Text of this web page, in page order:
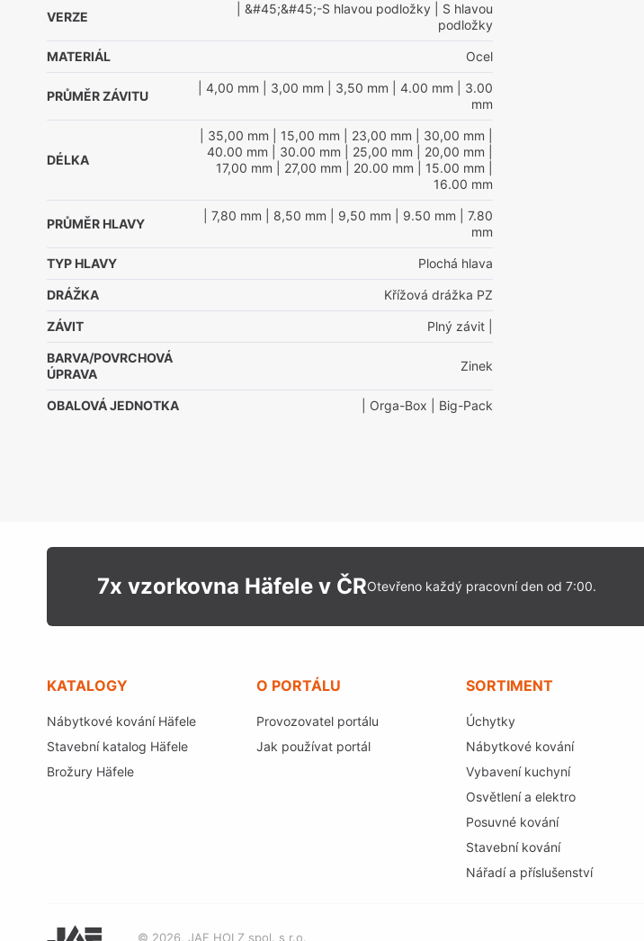
VERZE
| &#45;&#45;-S hlavou podložky | S hlavou
podložky
MATERIÁL Ocel
PRŮMĚR ZÁVITU
| 4,00 mm | 3,00 mm | 3,50 mm | 4.00 mm | 3.00
mm
DÉLKA
| 35,00 mm | 15,00 mm | 23,00 mm | 30,00 mm
40.00 mm | 30.00 mm | 25,00 mm | 20,00 mm
17,00 mm | 27,00 mm | 20.00 mm | 15.00 mm
16.00 mm
PRŮMĚR HLAVY
| 7,80 mm | 8,50 mm | 9,50 mm | 9.50 mm | 7.80
mm
TYP HLAVY Plochá hlava
DRÁŽKA Křížová drážka PZ
ZÁVIT Plný závit
BARVA/POVRCHOVÁ
ÚPRAVA
Zinek
OBALOVÁ JEDNOTKA | Orga-Box | Big-Pack
7x vzorkovna Häfele v ČROtevřeno každý pracovní den od 7:00.
KATALOGY
Nábytkové kování Häfele
Stavební katalog Häfele
Brožury Häfele
O PORTÁLU
Provozovatel portálu
Jak používat portál
SORTIMENT
Úchytky
Nábytkové kování
Vybavení kuchyní
Osvětlení a elektro
Posuvné kování
Stavební kování
Nářadí a příslušenství
© 2026, JAF HOLZ spol. s r.o.